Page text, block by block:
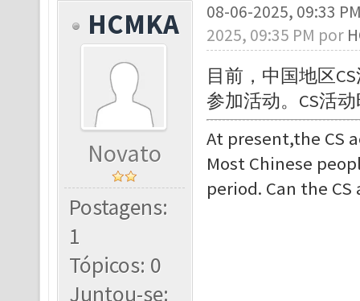
HCMKA
Novato
Postagens:
1
Tópicos: 0
Juntou-se:
08-06-2025, 09:33
2025, 09:35 PM por
目前， 中国地区
参加活动。CS活
At present,the CS
Most Chinese
period. Can the